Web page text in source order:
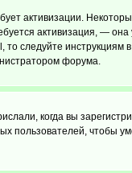
активизации.
активизация, —
следуйте
форума.
когда вы
чтобы